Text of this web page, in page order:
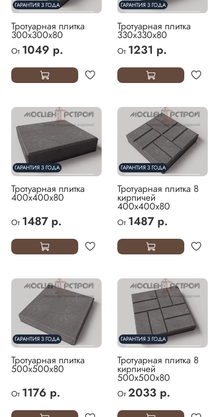
ГАРАНТИЯ 3 ГОДА
Тротуарная плитка
300х300х80
От 1049 р.
ГАРАНТИЯ 3 ГОДА
Тротуарная плитка
330х330х80
От 1231 р.
ГАРАНТИЯ 3 ГОДА
Тротуарная плитка
400х400х80
От 1487 р.
ГАРАНТИЯ 3 ГОДА
Тротуарная плитка 8
кирпичей
400х400х80
От 1487 р.
ГАРАНТИЯ 3 ГОДА
Тротуарная плитка
500х500х80
От 1176 р.
ГАРАНТИЯ 3 ГОДА
Тротуарная плитка 8
кирпичей
500х500х80
От 2033 р.